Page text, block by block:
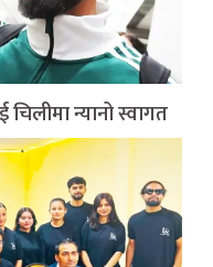
चिलीमा न्यानो स्वागत